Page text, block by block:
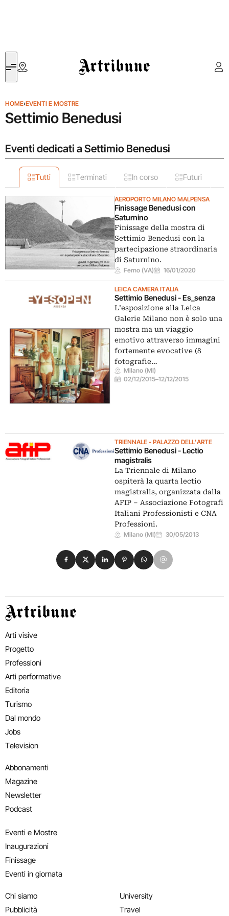
Artribune
HOME›EVENTI E MOSTRE
Settimio Benedusi
Eventi dedicati a Settimio Benedusi
Tutti Terminati In corso Futuri
AEROPORTO MILANO MALPENSA
Finissage Benedusi con
Saturnino
Finissage della mostra di
Settimio Benedusi con la
partecipazione straordinaria
di Saturnino.
Ferno (VA) 16/01/2020
LEICA CAMERA ITALIA
Settimio Benedusi - Es_senza
L’esposizione alla Leica
Galerie Milano non è solo una
mostra ma un viaggio
emotivo attraverso immagini
fortemente evocative (8
fotografie…
Milano (MI)
02/12/2015–12/12/2015
TRIENNALE - PALAZZO DELL'ARTE
Settimio Benedusi - Lectio
magistralis
La Triennale di Milano
ospiterà la quarta lectio
magistralis, organizzata dalla
AFIP – Associazione Fotografi
Italiani Professionisti e CNA
Professioni.
Milano (MI) 30/05/2013
Condividi su Facebook
Condividi su X
Condividi su LinkedIn
Condividi su Pinterest
Condividi su WhatsApp
Condividi su Email
Artribune
Arti visive
Progetto
Professioni
Arti performative
Editoria
Turismo
Dal mondo
Jobs
Television
Abbonamenti
Magazine
Newsletter
Podcast
Eventi e Mostre
Inaugurazioni
Finissage
Eventi in giornata
Chi siamo
Pubblicità
University
Travel